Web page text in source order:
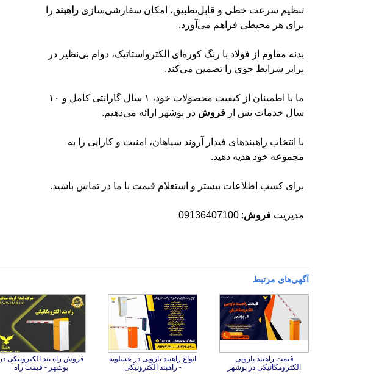
تنظیم سرعت خطی و قابل‌تطبیق، امکان سفارشی‌سازی راهبند را
برای هر محیطی فراهم می‌آورد.
بدنه مقاوم از فولاد با رنگ کوره‌ای الکترواستاتیک، دوام بی‌نظیر در
برابر شرایط جوی را تضمین می‌کند.
ما با اطمینان از کیفیت محصولات خود، ۱ سال گارانتی کامل و ۱۰
سال خدمات پس از فروش در بوشهر ارائه می‌دهیم.
با انتخاب راهبندهای فیدار آروند سپاهان، امنیت و کارایی را به
مجموعه خود هدیه دهید.
برای کسب اطلاعات بیشتر و استعلام قیمت با ما در تماس باشید.
مدیریت فروش: 09136407100
آگهی‌های مرتبط
قیمت راهبند بازویی
الکترومکانیکی در بوشهر
انواع راهبند بازویی در عسلویه
- راهبند الکترونیکی
فروش راه بند الکترونیکی در
بوشهر - قیمت راه